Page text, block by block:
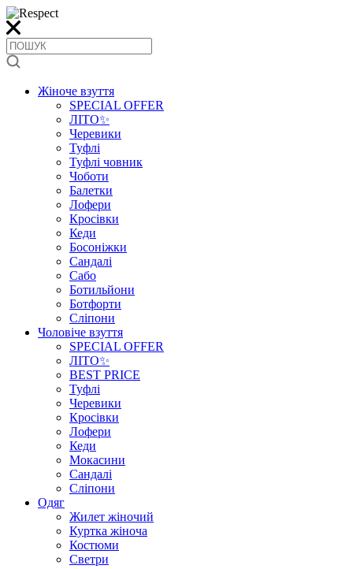
Жіноче взуття
SPECIAL OFFER
ЛІТО✨
Черевики
Туфлі
Туфлі човник
Чоботи
Балетки
Лофери
Кросівки
Кеди
Босоніжки
Сандалі
Сабо
Ботильйони
Ботфорти
Сліпони
Чоловіче взуття
SPECIAL OFFER
ЛІТО✨
BEST PRICE
Туфлі
Черевики
Кросівки
Лофери
Кеди
Мокасини
Сандалі
Сліпони
Одяг
Жилет жіночий
Куртка жіноча
Костюми
Светри